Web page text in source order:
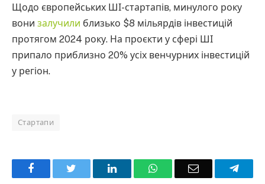
Щодо європейських ШІ-стартапів, минулого року
вони залучили близько $8 мільярдів інвестицій
протягом 2024 року. На проєкти у сфері ШІ
припало приблизно 20% усіх венчурних інвестицій
у регіон.
Стартапи
Facebook LinkedInWhatsAppEmail